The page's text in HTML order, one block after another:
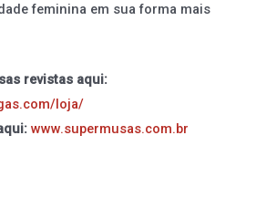
feminina em sua forma mais
revistas aqui:
loja/
www.supermusas.com.br